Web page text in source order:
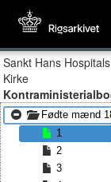
Sankt Hans Hospitals
Kirke
Fødte mænd
1
2
3